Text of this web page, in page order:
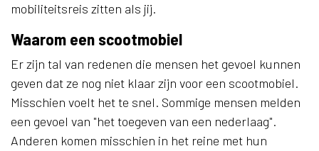
mobiliteitsreis zitten als jij.
Waarom een scootmobiel
Er zijn tal van redenen die mensen het gevoel kunnen
geven dat ze nog niet klaar zijn voor een scootmobiel.
Misschien voelt het te snel. Sommige mensen melden
een gevoel van "het toegeven van een nederlaag".
Anderen komen misschien in het reine met hun